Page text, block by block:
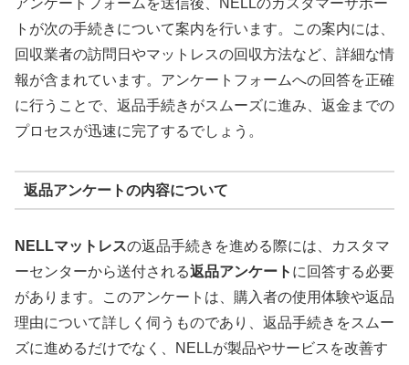
アンケートフォームを送信後、NELLのカスタマーサポー
トが次の手続きについて案内を行います。この案内には、
回収業者の訪問日やマットレスの回収方法など、詳細な情
報が含まれています。アンケートフォームへの回答を正確
に行うことで、返品手続きがスムーズに進み、返金までの
プロセスが迅速に完了するでしょう。
返品アンケートの内容について
NELLマットレスの返品手続きを進める際には、カスタマ
ーセンターから送付される返品アンケート に回答する必要
があります。このアンケートは、購入者の使用体験や返品
理由について詳しく伺うものであり、返品手続きをスムー
ズに進めるだけでなく、NELLが製品やサービスを改善す